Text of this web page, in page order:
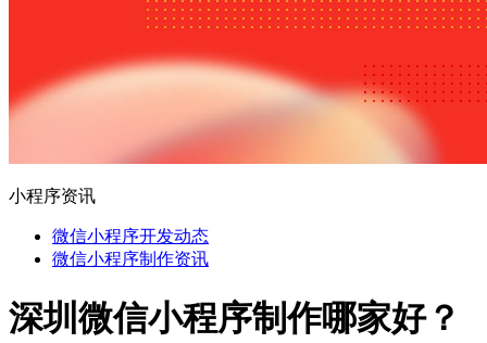
小程序资讯
微信小程序开发动态
微信小程序制作资讯
深圳微信小程序制作哪家好？